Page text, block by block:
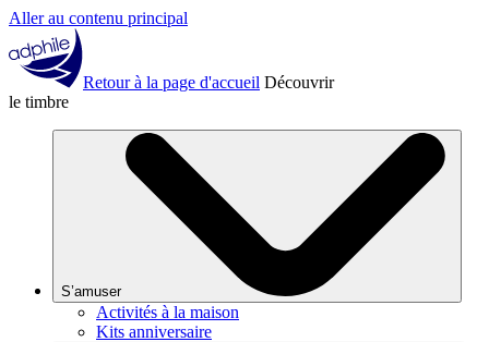
Aller au contenu principal
Retour à la page d'accueil Découvrir
le timbre
S’amuser
Activités à la maison
Kits anniversaire